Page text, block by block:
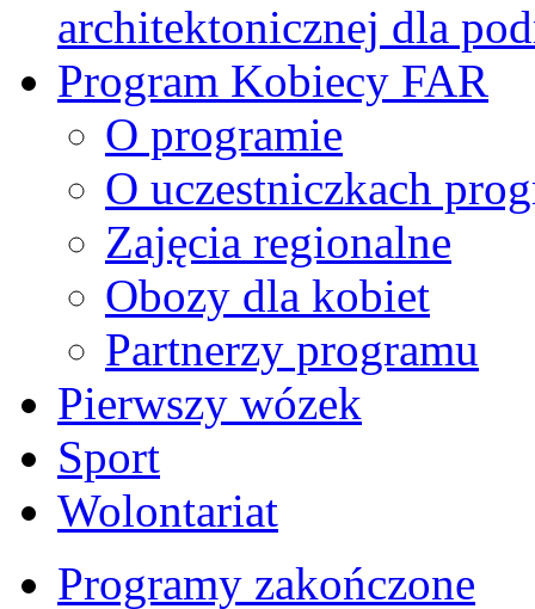
architektonicznej dla
Program Kobiecy FAR
O programie
O uczestniczkach
Zajęcia regionalne
Obozy dla kobiet
Partnerzy programu
Pierwszy wózek
Sport
Wolontariat
Programy zakończone